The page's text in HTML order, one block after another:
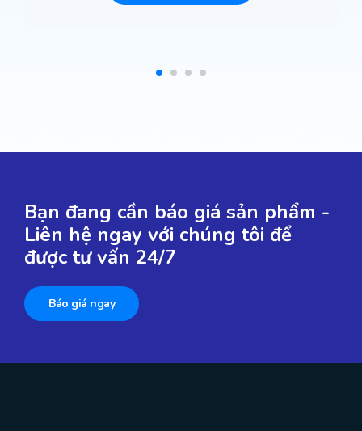
Bạn đang cần báo giá sản phẩm -
Liên hệ ngay với chúng tôi để
được tư vấn 24/7
Báo giá ngay